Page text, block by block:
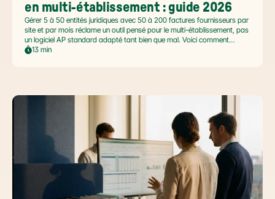
en multi-établissement : guide 2026
Gérer 5 à 50 entités juridiques avec 50 à 200 factures fournisseurs par
site et par mois réclame un outil pensé pour le multi-établissement, pas
un logiciel AP standard adapté tant bien que mal. Voici comment
automatiser sans casser la gouvernance locale, capturer le levier BFR
13 min